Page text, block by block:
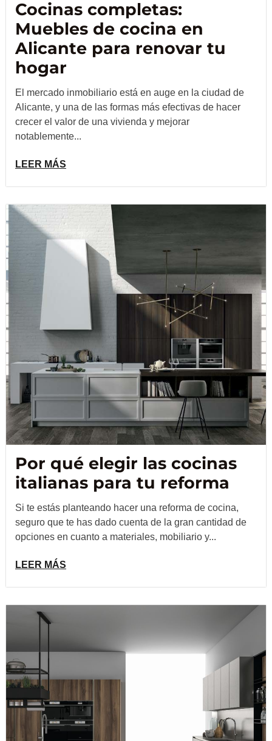
Cocinas completas:
Muebles de cocina en
Alicante para renovar tu
hogar
El mercado inmobiliario está en auge en la ciudad de
Alicante, y una de las formas más efectivas de hacer
crecer el valor de una vivienda y mejorar
notablemente...
LEER MÁS
Por qué elegir las cocinas
italianas para tu reforma
Si te estás planteando hacer una reforma de cocina,
seguro que te has dado cuenta de la gran cantidad de
opciones en cuanto a materiales, mobiliario y...
LEER MÁS